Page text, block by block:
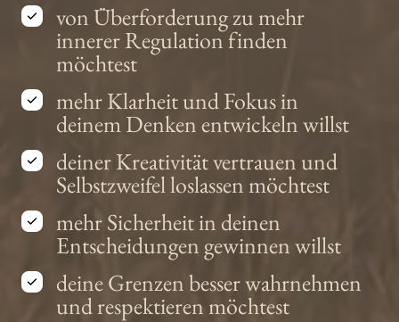
von Überforderung zu mehr
innerer Regulation finden
möchtest
mehr Klarheit und Fokus in
deinem Denken entwickeln willst
deiner Kreativität vertrauen und
Selbstzweifel loslassen möchtest
mehr Sicherheit in deinen
Entscheidungen gewinnen willst
deine Grenzen besser wahrnehmen
und respektieren möchtest